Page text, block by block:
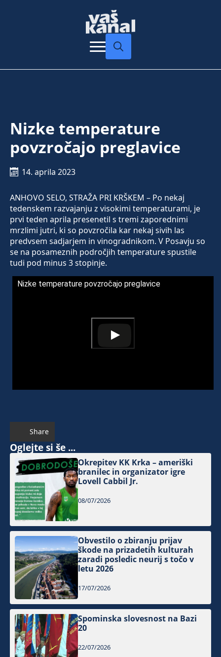
Nizke temperature
povzročajo preglavice
14. aprila 2023
ANHOVO SELO, STRAŽA PRI KRŠKEM – Po nekaj
tedenskem razvajanju z visokimi temperaturami, je
prvi teden aprila presenetil s tremi zaporednimi
mrzlimi jutri, ki so povzročila kar nekaj sivih las
predvsem sadjarjem in vinogradnikom. V Posavju so
se na posameznih področjih temperature spustile
tudi pod minus 3 stopinje.
Nizke temperature povzročajo preglavice
Share
Oglejte si še ...
Okrepitev KK Krka – ameriški
branilec in organizator igre
Lovell Cabbil Jr.
08/07/2026
Obvestilo o zbiranju prijav
škode na prizadetih kulturah
zaradi posledic neurij s točo v
letu 2026
17/07/2026
Spominska slovesnost na Bazi
20
22/07/2026